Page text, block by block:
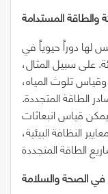
والطاقة المستدامة
لها دوراً حيوياً في
على سبيل المثال،
تلوث المياه،
الطاقة المتجددة.
قياس انبعاثات
النظافة البيئية،
في الصحة والسلامة